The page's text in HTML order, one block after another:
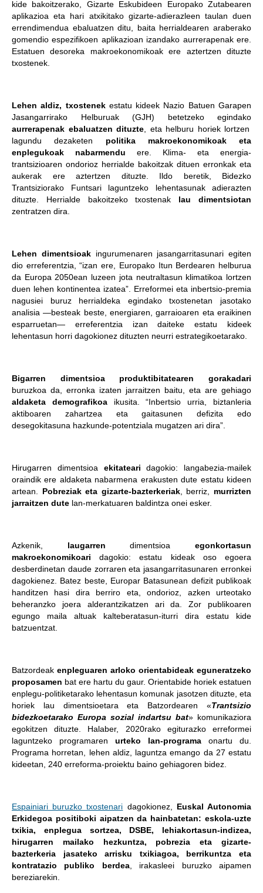
kide bakoitzerako, Gizarte Eskubideen Europako Zutabearen
aplikazioa eta hari atxikitako gizarte-adierazleen taulan duen
errendimendua ebaluatzen ditu, baita herrialdearen araberako
gomendio espezifikoen aplikazioan izandako aurrerapenak ere.
Estatuen desoreka makroekonomikoak ere aztertzen dituzte
txostenek.
Lehen aldiz, txostenek estatu kideek Nazio Batuen Garapen
Jasangarrirako Helburuak (GJH) betetzeko egindako
aurrerapenak ebaluatzen dituzte , eta helburu horiek lortzen
lagundu dezaketen politika makroekonomikoak eta
enplegukoak nabarmendu ere. Klima- eta energia-
trantsizioaren ondorioz herrialde bakoitzak dituen erronkak eta
aukerak ere aztertzen dituzte. Ildo beretik, Bidezko
Trantsiziorako Funtsari laguntzeko lehentasunak adierazten
dituzte. Herrialde bakoitzeko txostenak lau dimentsiotan
zentratzen dira.
Lehen dimentsioakingurumenaren jasangarritasunari egiten
dio erreferentzia, “izan ere, Europako Itun Berdearen helburua
da Europa 2050ean luzeen jota neutraltasun klimatikoa lortzen
duen lehen kontinentea izatea”. Erreformei eta inbertsio-premia
nagusiei buruz herrialdeka egindako txostenetan jasotako
analisia —besteak beste, energiaren, garraioaren eta eraikinen
esparruetan— erreferentzia izan daiteke estatu kideek
lehentasun horri dagokionez dituzten neurri estrategikoetarako.
Bigarren dimentsioa
produktibitatearen gorakadari
buruzkoa da, erronka izaten jarraitzen baitu, eta are gehiago
aldaketa demografikoaikusita. “Inbertsio urria, biztanleria
aktiboaren zahartzea eta gaitasunen defizita edo
desegokitasuna hazkunde-potentziala mugatzen ari dira”.
Hirugarren dimentsioa ekitateari dagokio: langabezia-mailek
oraindik ere aldaketa nabarmena erakusten dute estatu kideen
artean. Pobreziak eta gizarte-bazterkeriak, berriz, murrizten
jarraitzen dute lan-merkatuaren baldintza onei esker.
Azkenik, laugarren dimentsioaegonkortasun
makroekonomikoari dagokio: estatu kideak oso egoera
desberdinetan daude zorraren eta jasangarritasunaren erronkei
dagokienez. Batez beste, Europar Batasunean defizit publikoak
handitzen hasi dira berriro eta, ondorioz, azken urteotako
beheranzko joera alderantzikatzen ari da. Zor publikoaren
egungo maila altuak kalteberatasun-iturri dira estatu kide
batzuentzat.
Batzordeak enpleguaren arloko orientabideak eguneratzeko
proposamen bat ere hartu du gaur. Orientabide horiek estatuen
enplegu-politiketarako lehentasun komunak jasotzen dituzte, eta
horiek lau dimentsioetara eta Batzordearen «Trantsizio
bidezkoetarako Europa sozial indartsu bat» komunikaziora
egokitzen dituzte. Halaber, 2020rako egiturazko erreformei
laguntzeko programaren urteko lan-programa onartu du.
Programa horretan, lehen aldiz, laguntza emango da 27 estatu
kideetan, 240 erreforma-proiektu baino gehiagoren bidez.
Espainiari buruzko txostenari dagokionez, Euskal Autonomia
Erkidegoa positiboki aipatzen da hainbatetan: eskola-uzte
txikia, enplegua sortzea, DSBE, lehiakortasun-indizea,
hirugarren mailako hezkuntza, pobrezia eta gizarte-
bazterkeria jasateko arrisku txikiagoa, berrikuntza eta
kontratazio publiko berdea, irakasleei buruzko aipamen
bereziarekin.